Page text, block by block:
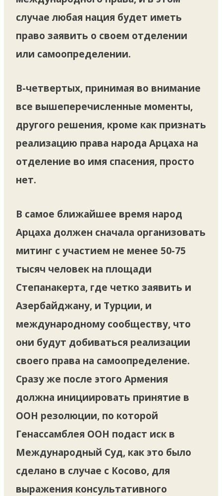
случае любая нация будет иметь
право заявить о своем отделении
или самоопределении.
В-четвертых, принимая во внимание
все вышеперечисленные моменты,
другого решения, кроме как признать
реализацию права народа Арцаха на
отделение во имя спасения, просто
нет.
В самое ближайшее время народ
Арцаха должен сначала организовать
митинг с участием не менее 50-75
тысяч человек на площади
Степанакерта, где четко заявить и
Азербайджану, и Турции, и
международному сообществу, что
они будут добиваться реализации
своего права на самоопределение.
Сразу же после этого Армения
должна инициировать принятие в
ООН резолюции, по которой
Генассамблея ООН подаст иск в
Международный Суд, как это было
сделано в случае с Косово, для
выражения консультативного